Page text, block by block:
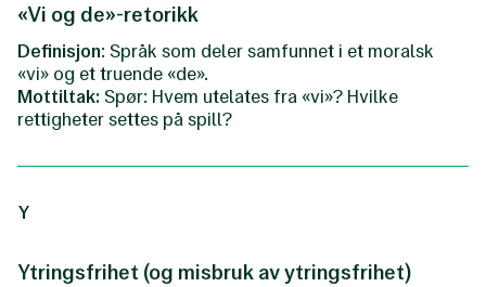
«Vi og de»-retorikk
Definisjon: Språk som deler samfunnet i et moralsk
«vi» og et truende «de».
Mottiltak: Spør: Hvem utelates fra «vi»? Hvilke
rettigheter settes på spill?
Y
Ytringsfrihet (og misbruk av ytringsfrihet)